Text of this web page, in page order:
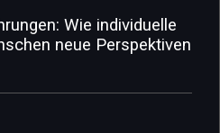
Wie individuelle
neue Perspektiven